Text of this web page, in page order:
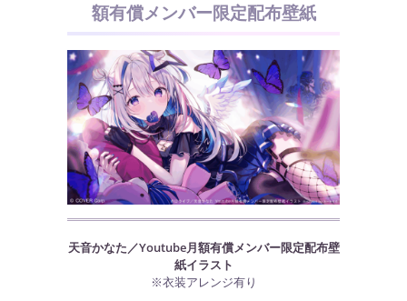
額有償メンバー限定配布壁紙
天音かなた／Youtube月額有償メンバー限定配布壁
紙イラスト
※衣装アレンジ有り